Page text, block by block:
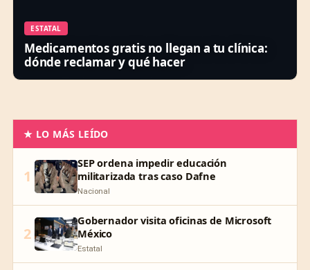
ESTATAL
Medicamentos gratis no llegan a tu clínica:
dónde reclamar y qué hacer
★ LO MÁS LEÍDO
1
SEP ordena impedir educación
militarizada tras caso Dafne
Nacional
2
Gobernador visita oficinas de Microsoft
México
Estatal